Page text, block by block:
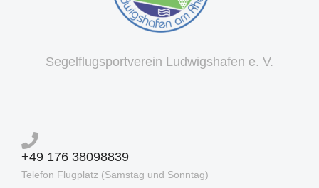
Segelflugsportverein Ludwigshafen e. V.
+49 176 38098839
Telefon Flugplatz (Samstag und Sonntag)